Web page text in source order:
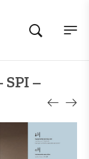
SPI –